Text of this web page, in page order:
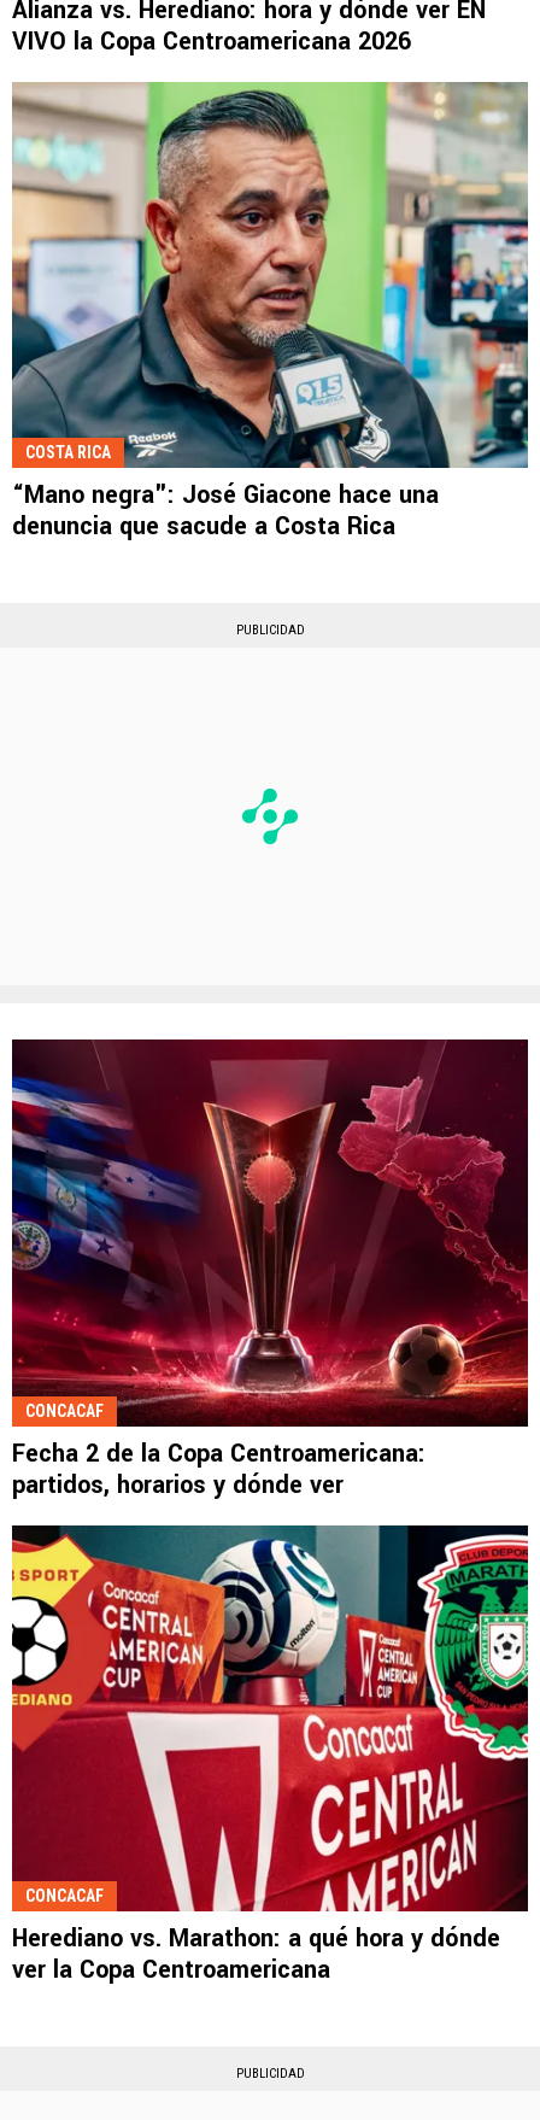
Alianza vs. Herediano: hora y dónde ver EN
VIVO la Copa Centroamericana 2026
COSTA RICA
“Mano negra": José Giacone hace una
denuncia que sacude a Costa Rica
PUBLICIDAD
CONCACAF
Fecha 2 de la Copa Centroamericana:
partidos, horarios y dónde ver
CONCACAF
Herediano vs. Marathon: a qué hora y dónde
ver la Copa Centroamericana
PUBLICIDAD